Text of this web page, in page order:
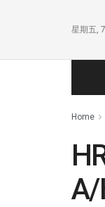
星期五,
Home
A/